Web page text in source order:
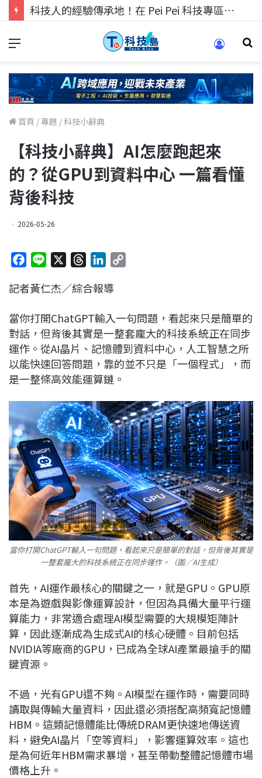
科技人的經驗傳承地！在 Pei Pei 科技專區，與學弟妹交流最硬核的技術
首頁 /專題 /科技小辭典
【科技小辭典】AI怎麼跑起來
的？從GPU到資料中心 一篇看懂
背後科技
2026-05-26
c
b
o
o
k
n
r
a
d
s
n
e
d
I
n
L
i
n
k
記者黃仁杰／綜合報導
當你打開ChatGPT輸入一句問題，看起來只是簡單的
對話，但背後其實是一整套龐大的科技系統正在同步
運作。從AI晶片、記憶體到資料中心，人工智慧之所
以能快速回答問題，靠的並不只是「一個程式」，而
是一整條高效能運算鏈。
當你打開ChatGPT輸入一句問題，看起來只是簡單的對話，但背後其實是
一整套龐大的科技系統正在同步運作。（圖／AI生成）
首先，AI運作最核心的關鍵之一，就是GPU。GPU原
本是為遊戲與影像運算設計，但因為具備大量平行運
算能力，非常適合處理AI模型需要的大規模矩陣計
算，因此逐漸成為生成式AI的核心硬體。目前包括
NVIDIA等廠商的GPU，已成為全球AI產業最搶手的關
鍵資源。
不過，光有GPU還不夠。AI模型在運作時，需要同時
讀取與傳輸大量資料，因此還必須搭配高頻寬記憶體
HBM。這類記憶體能比傳統DRAM更快速地傳送資
料，避免AI晶片「空等資料」，影響運算效率。這也
是為何近年HBM需求暴增，甚至帶動整體記憶體市場
價格上升。